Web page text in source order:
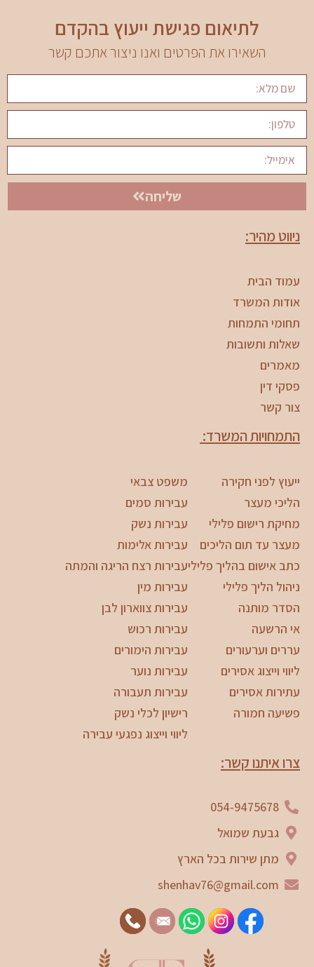
לתיאום פגישת ייעוץ בהקדם
השאירו את הפרטים ואנו ניצור אתכם קשר
שליחה
ניווט מהיר:
עמוד הבית
אודות המשרד
תחומי התמחות
שאלות ותשובות
מאמרים
פסקי דין
צור קשר
התמחויות המשרד:
ייעוץ לפני חקירה
הליכי מעצר
מחיקת רישום פלילי
מעצר עד תום הליכים
כתב אישום בהליך פלילי
ניהול הליך פלילי
הסדר מותנה
אי הרשעה
עררים וערעורים
ליווי וייצוג אסירים
עתירות אסירים
פשיעה חמורה
משפט צבאי
עבירות סמים
עבירות נשק
עבירות אלימות
עבירות רצח הריגה והמתה
עבירות מין
עבירות צווארון לבן
עבירות רכוש
עבירות הימורים
עבירות נוער
עבירות תעבורה
רישיון לכלי נשק
ליווי וייצוג נפגעי עבירה
צרו איתנו קשר:
054-9475678
גבעת שמואל
מתן שירות בכל הארץ
shenhav76@gmail.com